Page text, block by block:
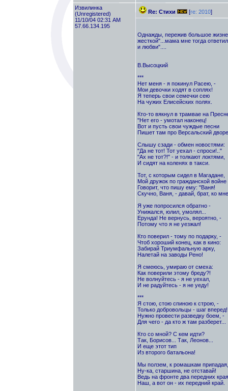
Извилинка
(Unregistered)
11/10/04 02:31 AM
57.66.134.195
Re: Стихи [re: 2010]
Однажды, пережив большое
жесткой"...мама мне тогда
и любви"....
В.Высоцкий
***
Нет меня - я покинул Расею, -
Мои девочки ходят в соплях!
Я теперь свои семечки сею
На чужих Елисейских полях.
Кто-то вякнул в трамвае на
"Нет его - умотал наконец!
Вот и пусть свои чуждые песни
Пишет там про Версальский
Слышу сзади - обмен новостями:
"Да не тот! Тот уехал - спроси!.."
"Ах не тот?!" - и толкают локтями,
И сидят на коленях в такси.
Тот, с которым сидел в Магадане,
Мой дружок по гражданской войне
Говорит, что пишу ему: "Ваня!
Скучно, Ваня, - давай, брат, ко
Я уже попросился обратно -
Унижался, юлил, умолял...
Ерунда! Не вернусь, вероятно, -
Потому что я не уезжал!
Кто поверил - тому по подарку, -
Чтоб хороший конец, как в кино:
Забирай Триумфальную арку,
Налетай на заводы Рено!
Я смеюсь, умираю от смеха:
Как поверили этому бреду?!
Не волнуйтесь - я не уехал,
И не радуйтесь - я не уеду!
***
Я стою, стою спиною к строю, -
Только добровольцы - шаг вперед!
Нужно провести разведку боем, -
Для чего - да кто ж там разберет...
Кто со мной? С кем идти?
Так, Борисов... Так, Леонов...
И еще этот тип
Из второго батальона!
Мы ползем, к ромашкам
Ну-ка, старшина, не отставай!
Ведь на фронте два передних
Наш, а вот он - их передний край.